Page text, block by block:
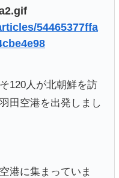
54465377ffa
120人が北朝鮮を訪
田空港を出発しまし
港に集まっていま